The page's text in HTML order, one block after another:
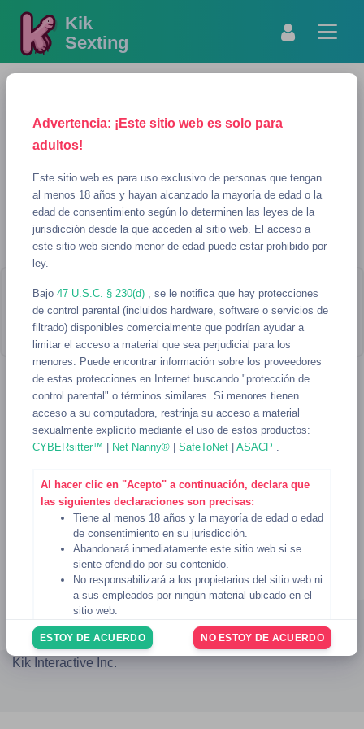
Kik
Sexting
Advertencia: ¡Este sitio web es solo para
adultos!
Este sitio web es para uso exclusivo de personas que tengan
al menos 18 años y hayan alcanzado la mayoría de edad o la
edad de consentimiento según lo determinen las leyes de la
jurisdicción desde la que acceden al sitio web. El acceso a
este sitio web siendo menor de edad puede estar prohibido por
ley.
Bajo 47 U.S.C. § 230(d)
, se le notifica que hay protecciones
de control parental (incluidos hardware, software o servicios de
filtrado) disponibles comercialmente que podrían ayudar a
limitar el acceso a material que sea perjudicial para los
menores. Puede encontrar información sobre los proveedores
de estas protecciones en Internet buscando "protección de
control parental" o términos similares. Si menores tienen
acceso a su computadora, restrinja su acceso a material
sexualmente explícito mediante el uso de estos productos:
CYBERsitter™ | Net Nanny® | SafeToNet | ASACP
Al hacer clic en "Acepto" a continuación, declara que
las siguientes declaraciones son precisas:
Tiene al menos 18 años y la mayoría de edad o edad
de consentimiento en su jurisdicción.
Abandonará inmediatamente este sitio web si se
siente ofendido por su contenido.
No responsabilizará a los propietarios del sitio web ni
a sus empleados por ningún material ubicado en el
sitio web.
Usted reconoce que el sitio webCondiciones de uso
rigen su uso del sitio web, y usted ha revisado y
acepta estar sujeto a lasCondiciones de uso.
ESTOY DE ACUERDO NO ESTOY DE ACUERDO
AI Usernames para sexting
¡Parece que no hay usernames que
coincidan con tu búsqueda!
AUP DMCA Privacidad Términos
2257
TIDA
© 2023 - 2026
KikSexting
No estamos afiliados ni respaldados de ninguna forma por
Kik Interactive Inc.